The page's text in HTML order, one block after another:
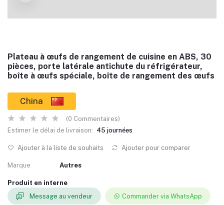
Plateau à œufs de rangement de cuisine en ABS, 30
pièces, porte latérale antichute du réfrigérateur,
boîte à œufs spéciale, boîte de rangement des œufs
China
(0 Commentaires)
Estimer le délai de livraison: 45 journées
Ajouter à la liste de souhaits Ajouter pour comparer
Marque Autres
Produit en interne
Message au vendeur
Commander via WhatsApp